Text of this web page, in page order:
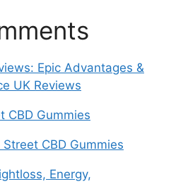
Epic Advantages &
UK Reviews
CBD Gummies
Street CBD Gummies
Energy,